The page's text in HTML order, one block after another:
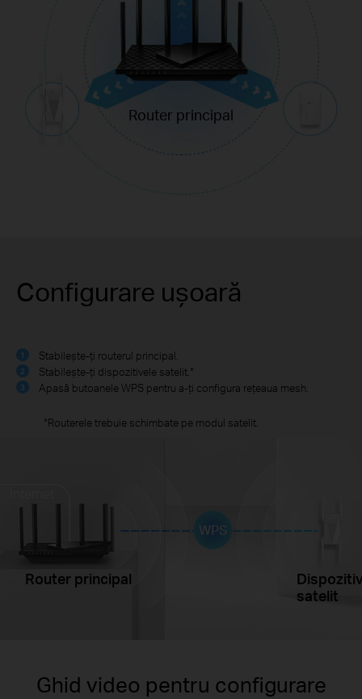
Router principal
Configurare ușoară
1 Stabilește-ți routerul principal.
2 Stabilește-ți dispozitivele satelit.*
3 Apasă butoanele WPS pentru a-ți configura rețeaua mesh.
WPS
Router principal
satelit
*Routerele trebuie schimbate pe modul satelit.
Ghid video pentru configurare